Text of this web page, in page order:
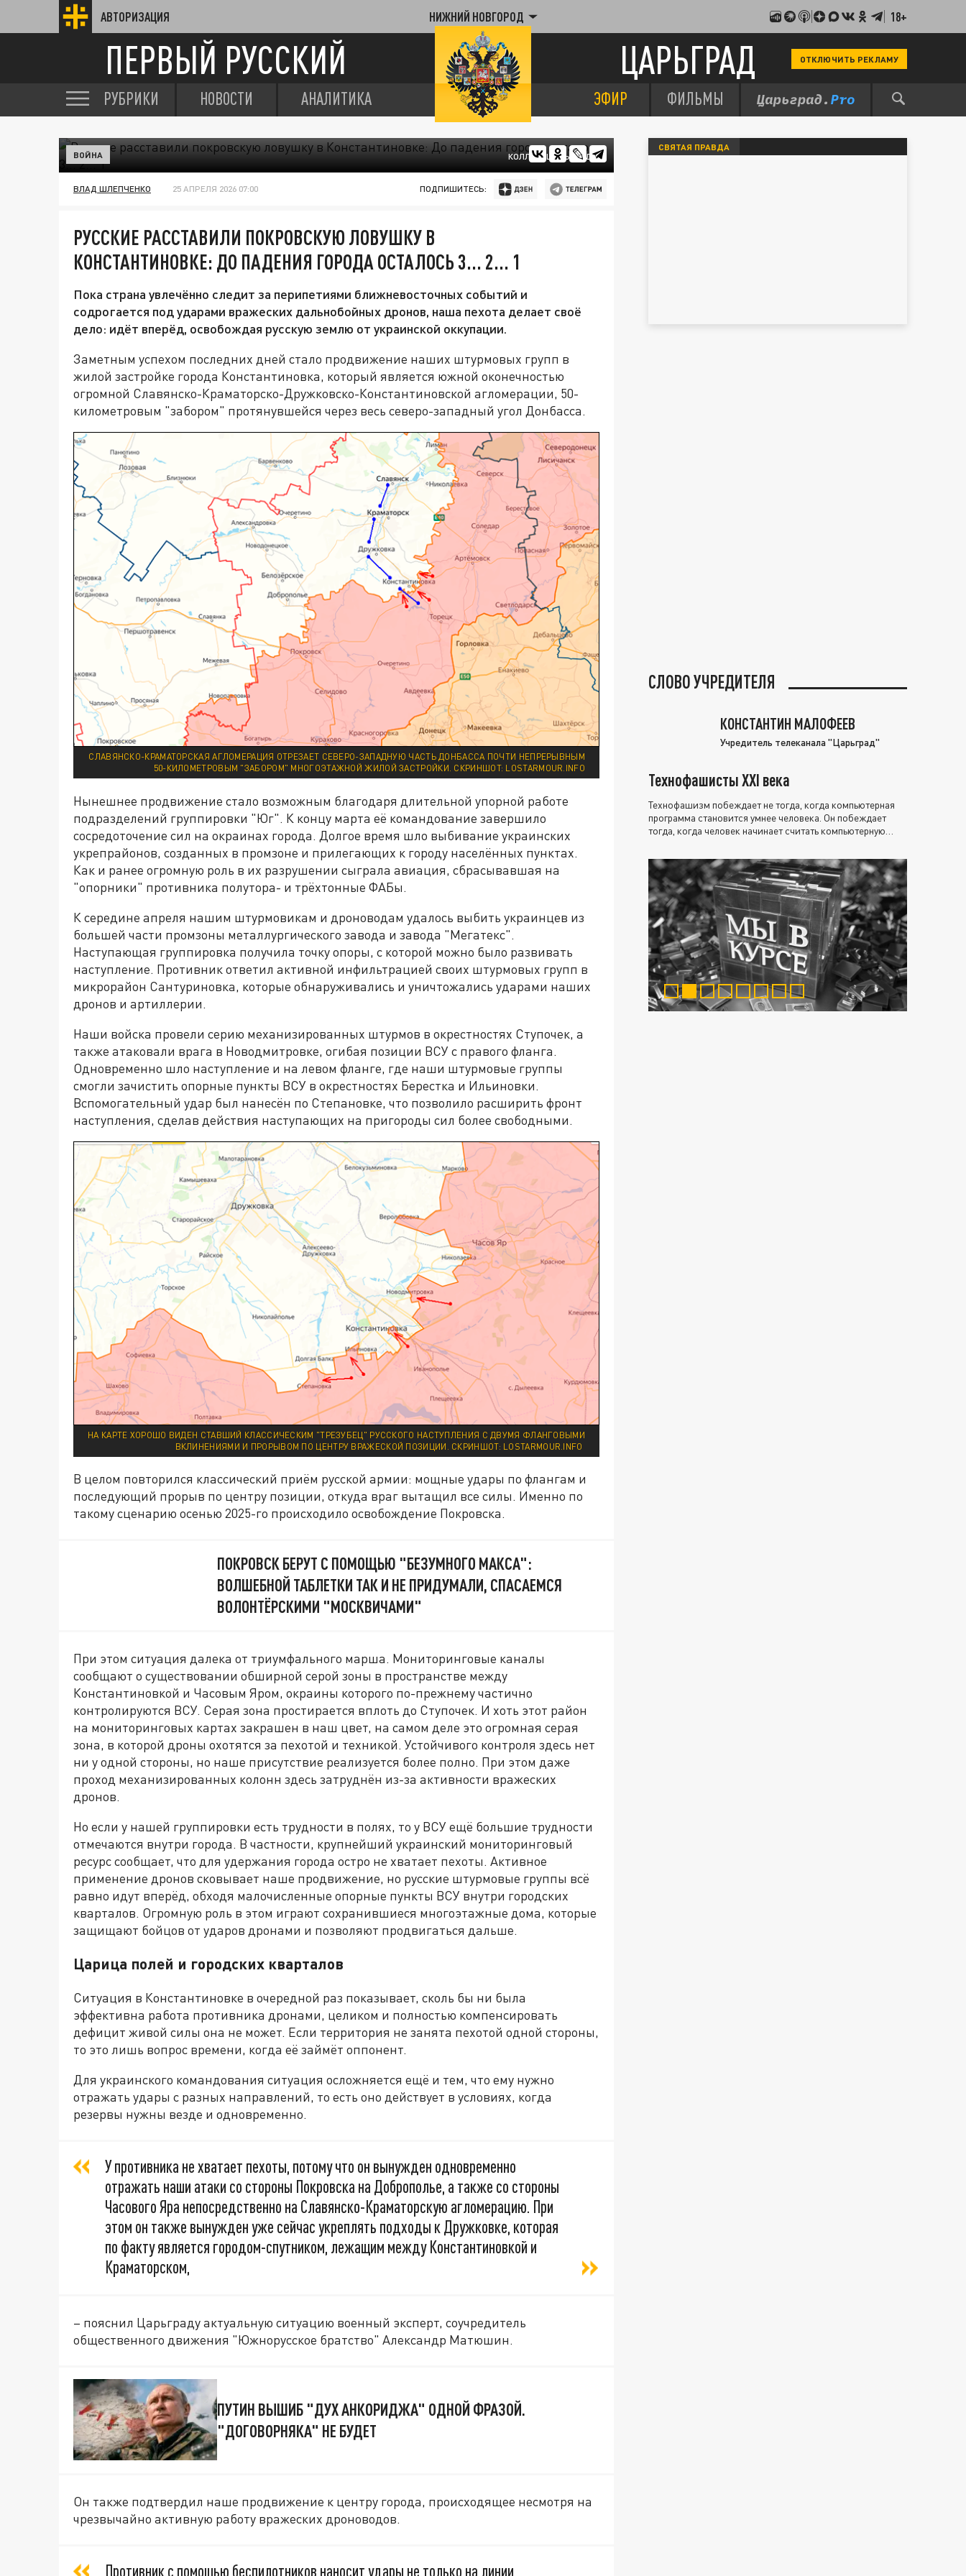
АВТОРИЗАЦИЯ НИЖНИЙ НОВГОРОД 18+
ПЕРВЫЙ РУССКИЙ ЦАРЬГРАД ОТКЛЮЧИТЬ РЕКЛАМУ
РУБРИКИ НОВОСТИ АНАЛИТИКА ЭФИР ФИЛЬМЫ
КОЛЛАЖ ЦАРЬГРАДА.
ВОЙНА
ВЛАД ШЛЕПЧЕНКО 25 АПРЕЛЯ 2026 07:00 ПОДПИШИТЕСЬ:
РУССКИЕ РАССТАВИЛИ ПОКРОВСКУЮ ЛОВУШКУ В
КОНСТАНТИНОВКЕ: ДО ПАДЕНИЯ ГОРОДА ОСТАЛОСЬ 3... 2... 1
Пока страна увлечённо следит за перипетиями ближневосточных событий и
содрогается под ударами вражеских дальнобойных дронов, наша пехота делает своё
дело: идёт вперёд, освобождая русскую землю от украинской оккупации.
Заметным успехом последних дней стало продвижение наших штурмовых групп в
жилой застройке города Константиновка, который является южной оконечностью
огромной Славянско-Краматорско-Дружковско-Константиновской агломерации, 50-
километровым "забором" протянувшейся через весь северо-западный угол Донбасса.
СЛАВЯНСКО-КРАМАТОРСКАЯ АГЛОМЕРАЦИЯ ОТРЕЗАЕТ СЕВЕРО-ЗАПАДНУЮ ЧАСТЬ ДОНБАССА ПОЧТИ НЕПРЕРЫВНЫМ
50-КИЛОМЕТРОВЫМ "ЗАБОРОМ" МНОГОЭТАЖНОЙ ЖИЛОЙ ЗАСТРОЙКИ. СКРИНШОТ: LOSTARMOUR.INFO
Нынешнее продвижение стало возможным благодаря длительной упорной работе
подразделений группировки "Юг". К концу марта её командование завершило
сосредоточение сил на окраинах города. Долгое время шло выбивание украинских
укрепрайонов, созданных в промзоне и прилегающих к городу населённых пунктах.
Как и ранее огромную роль в их разрушении сыграла авиация, сбрасывавшая на
"опорники" противника полутора- и трёхтонные ФАБы.
К середине апреля нашим штурмовикам и дроноводам удалось выбить украинцев из
большей части промзоны металлургического завода и завода "Мегатекс".
Наступающая группировка получила точку опоры, с которой можно было развивать
наступление. Противник ответил активной инфильтрацией своих штурмовых групп в
микрорайон Сантуриновка, которые обнаруживались и уничтожались ударами наших
дронов и артиллерии.
Наши войска провели серию механизированных штурмов в окрестностях Ступочек, а
также атаковали врага в Новодмитровке, огибая позиции ВСУ с правого фланга.
Одновременно шло наступление и на левом фланге, где наши штурмовые группы
смогли зачистить опорные пункты ВСУ в окрестностях Берестка и Ильиновки.
Вспомогательный удар был нанесён по Степановке, что позволило расширить фронт
наступления, сделав действия наступающих на пригороды сил более свободными.
НА КАРТЕ ХОРОШО ВИДЕН СТАВШИЙ КЛАССИЧЕСКИМ "ТРЕЗУБЕЦ" РУССКОГО НАСТУПЛЕНИЯ С ДВУМЯ ФЛАНГОВЫМИ
ВКЛИНЕНИЯМИ И ПРОРЫВОМ ПО ЦЕНТРУ ВРАЖЕСКОЙ ПОЗИЦИИ. СКРИНШОТ: LOSTARMOUR.INFO
В целом повторился классический приём русской армии: мощные удары по флангам и
последующий прорыв по центру позиции, откуда враг вытащил все силы. Именно по
такому сценарию осенью 2025-го происходило освобождение Покровска.
ПОКРОВСК БЕРУТ С ПОМОЩЬЮ "БЕЗУМНОГО МАКСА":
ВОЛШЕБНОЙ ТАБЛЕТКИ ТАК И НЕ ПРИДУМАЛИ, СПАСАЕМСЯ
ВОЛОНТЁРСКИМИ "МОСКВИЧАМИ"
При этом ситуация далека от триумфального марша. Мониторинговые каналы
сообщают о существовании обширной серой зоны в пространстве между
Константиновкой и Часовым Яром, окраины которого по-прежнему частично
контролируются ВСУ. Серая зона простирается вплоть до Ступочек. И хоть этот район
на мониторинговых картах закрашен в наш цвет, на самом деле это огромная серая
зона, в которой дроны охотятся за пехотой и техникой. Устойчивого контроля здесь нет
ни у одной стороны, но наше присутствие реализуется более полно. При этом даже
проход механизированных колонн здесь затруднён из-за активности вражеских
дронов.
Но если у нашей группировки есть трудности в полях, то у ВСУ ещё большие трудности
отмечаются внутри города. В частности, крупнейший украинский мониторинговый
ресурс сообщает, что для удержания города остро не хватает пехоты. Активное
применение дронов сковывает наше продвижение, но русские штурмовые группы всё
равно идут вперёд, обходя малочисленные опорные пункты ВСУ внутри городских
кварталов. Огромную роль в этом играют сохранившиеся многоэтажные дома, которые
защищают бойцов от ударов дронами и позволяют продвигаться дальше.
Царица полей и городских кварталов
Ситуация в Константиновке в очередной раз показывает, сколь бы ни была
эффективна работа противника дронами, целиком и полностью компенсировать
дефицит живой силы она не может. Если территория не занята пехотой одной стороны,
то это лишь вопрос времени, когда её займёт оппонент.
Для украинского командования ситуация осложняется ещё и тем, что ему нужно
отражать удары с разных направлений, то есть оно действует в условиях, когда
резервы нужны везде и одновременно.
У противника не хватает пехоты, потому что он вынужден одновременно
отражать наши атаки со стороны Покровска на Доброполье, а также со стороны
Часового Яра непосредственно на Славянско-Краматорскую агломерацию. При
этом он также вынужден уже сейчас укреплять подходы к Дружковке, которая
по факту является городом-спутником, лежащим между Константиновкой и
Краматорском,
– пояснил Царьграду актуальную ситуацию военный эксперт, соучредитель
общественного движения "Южнорусское братство" Александр Матюшин.
ПУТИН ВЫШИБ "ДУХ АНКОРИДЖА" ОДНОЙ ФРАЗОЙ.
"ДОГОВОРНЯКА" НЕ БУДЕТ
Он также подтвердил наше продвижение к центру города, происходящее несмотря на
чрезвычайно активную работу вражеских дроноводов.
Противник с помощью беспилотников наносит удары не только на линии
СВЯТАЯ ПРАВДА
СЛОВО УЧРЕДИТЕЛЯ
КОНСТАНТИН МАЛОФЕЕВ
Учредитель телеканала "Царьград"
Технофашисты XXI века
Технофашизм побеждает не тогда, когда компьютерная
программа становится умнее человека. Он побеждает
тогда, когда человек начинает считать компьютерную